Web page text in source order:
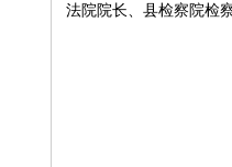
法院院长、县检察院检